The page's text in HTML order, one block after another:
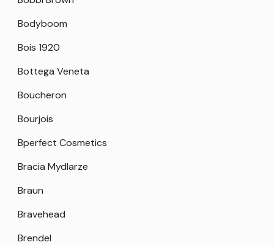
Bodyboom
Bois 1920
Bottega Veneta
Boucheron
Bourjois
Bperfect Cosmetics
Bracia Mydlarze
Braun
Bravehead
Brendel